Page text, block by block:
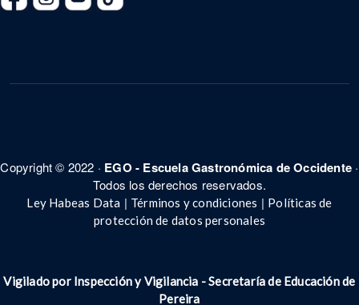
Copyright © 2022 · EGO - Escuela Gastronómica de Occidente ·
Todos los derechos reservados.
Ley Habeas Data | Términos y condiciones | Políticas de
protección de datos personales
Vigilado por Inspección y Vigilancia - Secretaría de Educación de
Pereira